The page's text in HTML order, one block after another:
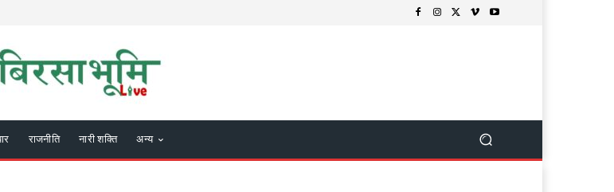
राजनीति नारी शक्ति अन्य